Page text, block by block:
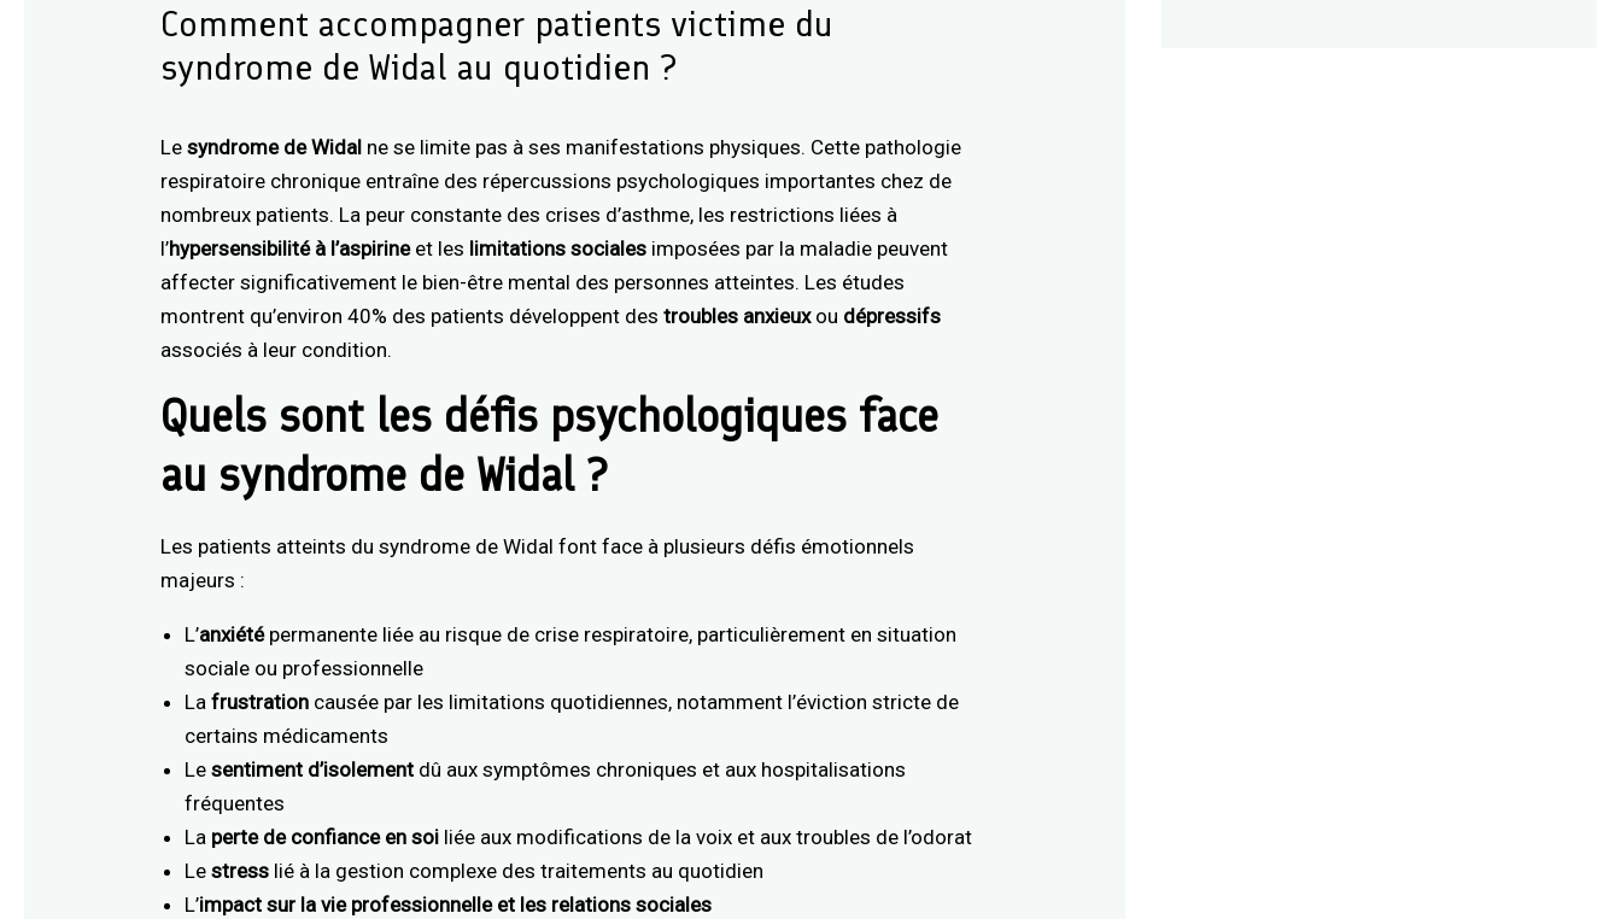
Comment accompagner patients victime du
syndrome de Widal au quotidien ?
Lesyndrome de Widal ne se limite pas à ses manifestations physiques. Cette pathologie
respiratoire chronique entraîne des répercussions psychologiques importantes chez de
nombreux patients. La peur constante des crises d’asthme, les restrictions liées à
l’hypersensibilité à l’aspirineet les limitations sociales imposées par la maladie peuvent
affecter significativement le bien-être mental des personnes atteintes. Les études
montrent qu’environ 40% des patients développent destroubles anxieuxou dépressifs
associés à leur condition.
Quels sont les défis psychologiques face
au syndrome de Widal ?
Les patients atteints du syndrome de Widal font face à plusieurs défis émotionnels
majeurs :
L’anxiétépermanente liée au risque de crise respiratoire, particulièrement en situation
sociale ou professionnelle
Lafrustration causée par les limitations quotidiennes, notamment l’éviction stricte de
certains médicaments
Lesentiment d’isolement dû aux symptômes chroniques et aux hospitalisations
fréquentes
La perte de confiance en soi liée aux modifications de la voix et aux troubles de l’odorat
Lestress lié à la gestion complexe des traitements au quotidien
L’impact sur la vie professionnelle et les relations sociales